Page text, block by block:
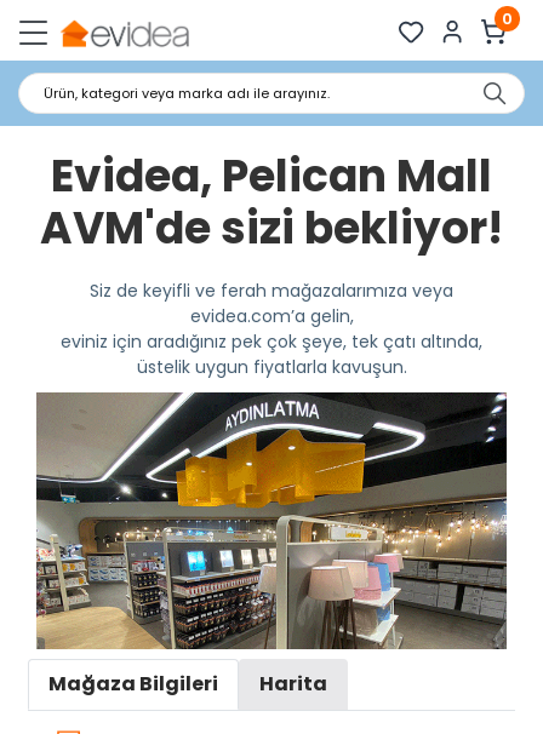
0
Ürün, kategori veya marka adı ile arayınız.
Evidea, Pelican Mall
AVM'de sizi bekliyor!
Siz de keyifli ve ferah mağazalarımıza veya
evidea.com’a gelin,
eviniz için aradığınız pek çok şeye, tek çatı altında,
üstelik uygun fiyatlarla kavuşun.
Mağaza Bilgileri Harita